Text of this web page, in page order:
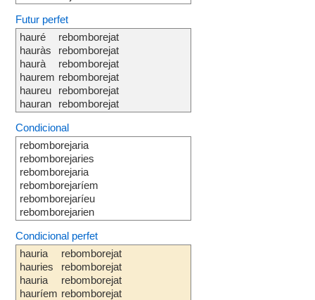
Futur perfet
hauré
hauràs
haurà
haurem
haureu
hauran
rebomborejat
rebomborejat
rebomborejat
rebomborejat
rebomborejat
rebomborejat
Condicional
rebomborejaria
rebomborejaries
rebomborejaria
rebomborejaríem
rebomborejaríeu
rebomborejarien
Condicional perfet
hauria
hauries
hauria
hauríem
rebomborejat
rebomborejat
rebomborejat
rebomborejat